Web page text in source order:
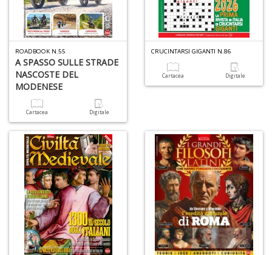
ROADBOOK N.55
A SPASSO SULLE STRADE
NASCOSTE DEL
MODENESE
Cartacea Digitale
CRUCINTARSI GIGANTI N.86
Cartacea Digitale